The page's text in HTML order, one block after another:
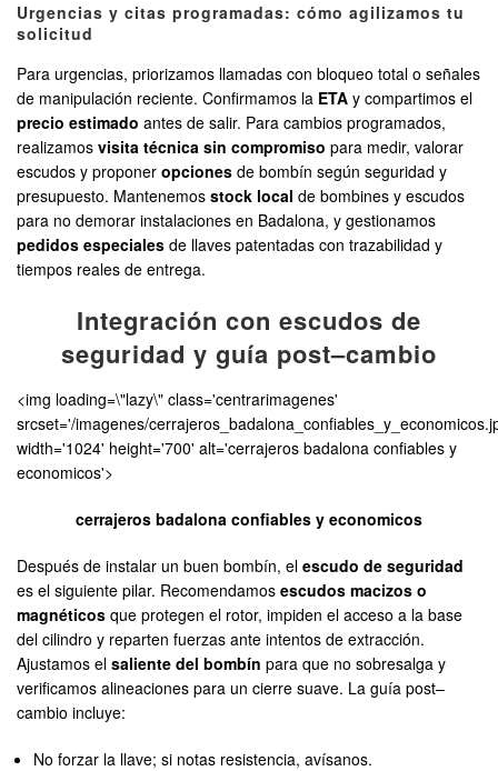
Urgencias y citas programadas: cómo agilizamos tu
solicitud
Para urgencias, priorizamos llamadas con bloqueo total o señales
de manipulación reciente. Confirmamos la ETA y compartimos el
precio estimado antes de salir. Para cambios programados,
realizamos visita técnica sin compromiso para medir, valorar
escudos y proponer opciones de bombín según seguridad y
presupuesto. Mantenemos stock local de bombines y escudos
para no demorar instalaciones en Badalona, y gestionamos
pedidos especiales de llaves patentadas con trazabilidad y
tiempos reales de entrega.
Integración con escudos de
seguridad y guía post–cambio
<img loading=\"lazy\" class='centrarimagenes'
srcset='/imagenes/
width='1024' height='700' alt='cerrajeros badalona confiables y
economicos'>
cerrajeros badalona confiables y economicos
Después de instalar un buen bombín, el escudo de seguridad
es el siguiente pilar. Recomendamos escudos macizos o
magnéticos que protegen el rotor, impiden el acceso a la base
del cilindro y reparten fuerzas ante intentos de extracción.
Ajustamos el saliente del bombín para que no sobresalga y
verificamos alineaciones para un cierre suave. La guía post–
cambio incluye:
No forzar la llave; si notas resistencia, avísanos.